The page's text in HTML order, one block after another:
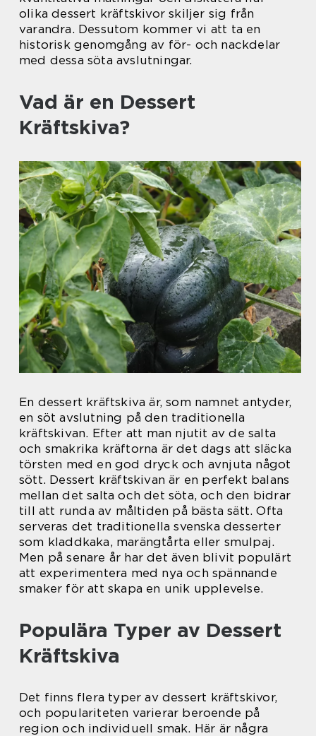
olika dessert kräftskivor skiljer sig från
varandra. Dessutom kommer vi att ta en
historisk genomgång av för- och nackdelar
med dessa söta avslutningar.
Vad är en Dessert
Kräftskiva?
En dessert kräftskiva är, som namnet antyder,
en söt avslutning på den traditionella
kräftskivan. Efter att man njutit av de salta
och smakrika kräftorna är det dags att släcka
törsten med en god dryck och avnjuta något
sött. Dessert kräftskivan är en perfekt balans
mellan det salta och det söta, och den bidrar
till att runda av måltiden på bästa sätt. Ofta
serveras det traditionella svenska desserter
som kladdkaka, marängtårta eller smulpaj.
Men på senare år har det även blivit populärt
att experimentera med nya och spännande
smaker för att skapa en unik upplevelse.
Populära Typer av Dessert
Kräftskiva
Det finns flera typer av dessert kräftskivor,
och populariteten varierar beroende på
region och individuell smak. Här är några